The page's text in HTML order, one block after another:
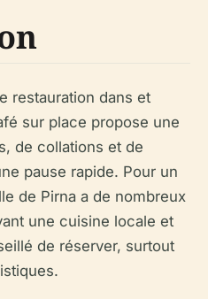
restauration dans et
sur place propose une
de collations et de
pause rapide. Pour un
de Pirna a de nombreux
une cuisine locale et
de réserver, surtout